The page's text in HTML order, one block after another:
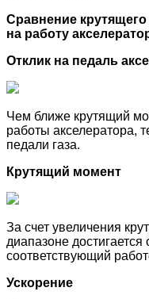
Сравнение
на работу
Отклик на педаль
Чем ближе крутящий
работы акселератора,
педали газа.
Крутящий момент
За счет увеличения
диапазоне
соответствующий
Ускорение